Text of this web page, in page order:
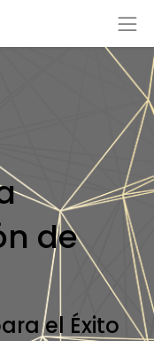
de
el Éxito